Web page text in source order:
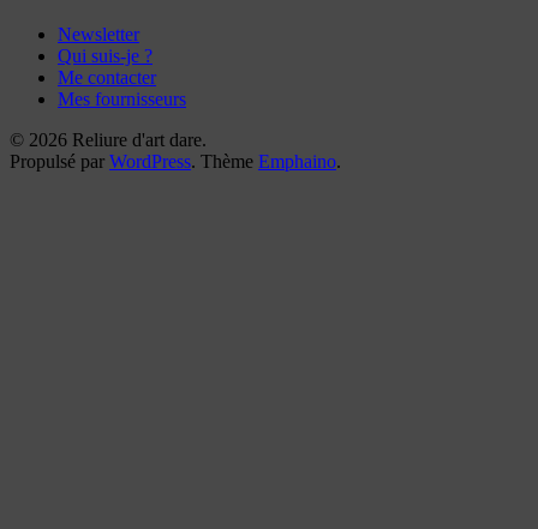
Newsletter
Qui suis-je ?
Me contacter
Mes fournisseurs
© 2026 Reliure d'art dare.
Propulsé par WordPress. Thème Emphaino.